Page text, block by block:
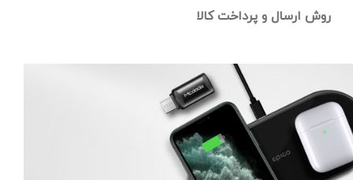
روش ارسال و پرداخت کالا